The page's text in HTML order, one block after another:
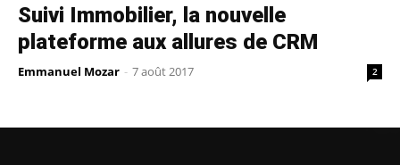
Suivi Immobilier, la nouvelle
plateforme aux allures de CRM
Emmanuel Mozar - 7 août 2017 2